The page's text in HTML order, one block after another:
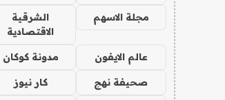
مجلة الاسهم
الشرقية
الاقتصادية
عالم الايفون مدونة كوكان
صحيفة نهج كار نيوز